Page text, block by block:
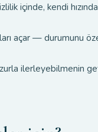
içinde, kendi
açar — durumunu
ilerleyebilmenin